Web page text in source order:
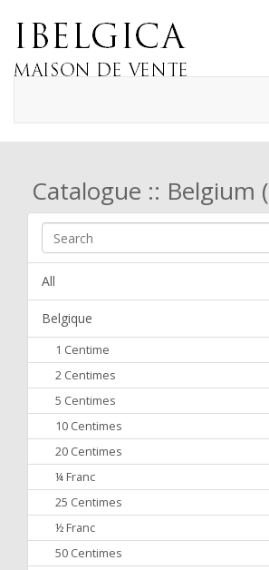
Catalogue :: Belgium
All
Belgique
1 Centime
2 Centimes
5 Centimes
10 Centimes
20 Centimes
¼ Franc
25 Centimes
½ Franc
50 Centimes